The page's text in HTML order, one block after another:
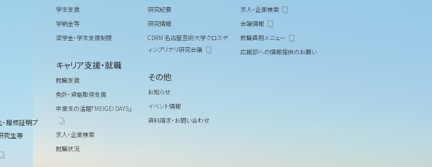
履修証明プ
究生等
学生支援
学納金等
奨学金・学生支援制度
キャリア支援・就職
就職支援
免許・資格取得支援
卒業生の活躍「MEIGEI DAYS」
求人・企業検索
就職状況
研究紀要
研究情報
CDRM 名古屋芸術大学クロスデ
ィシプリナリ研究会議
その他
お知らせ
イベント情報
資料請求・お問い合わせ
求人・企業検索
会議情報
教職員用メニュー
広報部への情報提供のお願い